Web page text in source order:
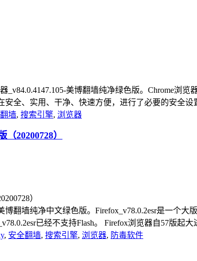
器_v84.0.4147.105-美博翻墙纯净绿色版。Chrome
全、实用、干净、快速方便，进行了必要的安全
墙, 搜索引擎, 浏览器
20200728）
博翻墙纯净中文绿色版。Firefox_v78.0.2esr是一个
已经不支持Flash。 Firefox浏览器自57版起
, 安全翻墙, 搜索引擎, 浏览器, 防毒软件